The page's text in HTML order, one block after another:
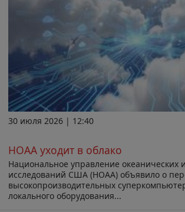
30 июля 2026 | 12:40
НОАА уходит в облако
Национальное управление океанических
исследований США (НОАА) объявило о
высокопроизводительных
локального оборудования...